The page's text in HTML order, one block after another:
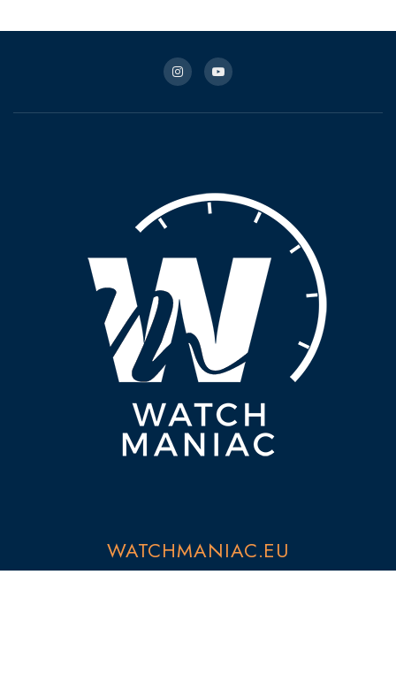
WATCHMANIAC.EU